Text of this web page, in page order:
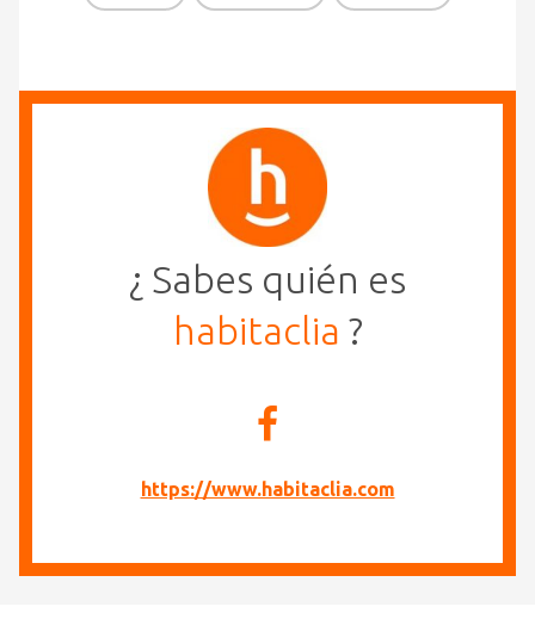
¿ Sabes quién es
habitaclia ?
https://www.habitaclia.com